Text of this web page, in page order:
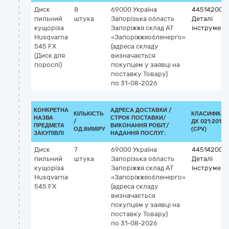
Диск
пильний
кущоріза
Husqvarna
545 FХ
(Диск для
порослі)
8
штука
69000 Україна
Запорізька область
Запоріжжя склад АТ
«Запоріжжяобленерго»
(адреса складу
визначається
покупцем у заявці на
поставку Товару)
по 31-08-2026
44514200-
Деталі
КОНКРЕТНА
НАЗВА
ПРЕДМЕТА
ЗАКУПІВЛІ
КІЛЬКІСТЬ
/
ОД.ВИМІРУ
АДРЕСА ДОСТАВКИ /
СТРОК ПОСТАВКИ/
ВИКОНАННЯ РОБІТ/
НАДАННЯ ПОСЛУГ:
ДК 021:2015
(CPV)
Диск
пильний
кущоріза
Husqvarna
545 FХ
7
штука
69000 Україна
Запорізька область
Запоріжжя склад АТ
«Запоріжжяобленерго»
(адреса складу
визначається
покупцем у заявці на
поставку Товару)
по 31-08-2026
44514200-
Деталі